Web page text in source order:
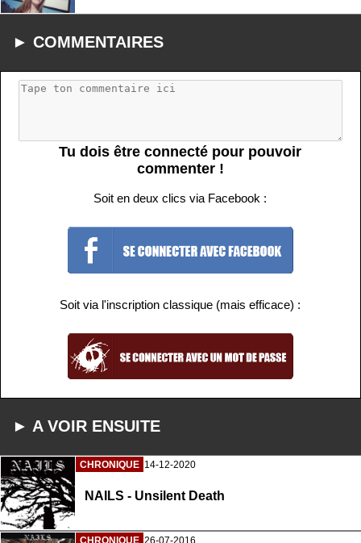
► COMMENTAIRES
Tu dois être connecté pour pouvoir
commenter !
Soit en deux clics via Facebook :
Soit via l'inscription classique (mais efficace) :
► A VOIR ENSUITE
CHRONIQUE 14-12-2020
NAILS - Unsilent Death
CHRONIQUE 26-07-2016